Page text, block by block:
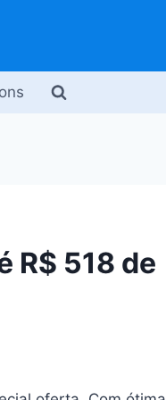
R$ 518 de